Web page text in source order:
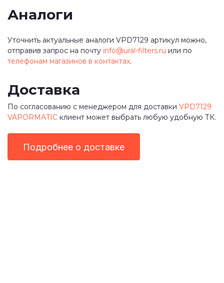
Аналоги
Уточнить актуальные аналоги VPD7129 артикул можно,
отправив запрос на почту info@ural-filters.ru или по
телефонам магазинов в контактах.
Доставка
По согласованию с менеджером для доставки VPD7129
VAPORMATIC клиент может выбрать любую удобную ТК.
Подробнее о доставке